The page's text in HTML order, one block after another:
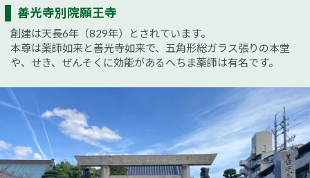
善光寺別院願王寺
創建は天長6年（829年）とされています。
本尊は薬師如来と善光寺如来で、五角形総ガラス張りの本堂
や、せき、ぜんそくに効能があるへちま薬師は有名です。